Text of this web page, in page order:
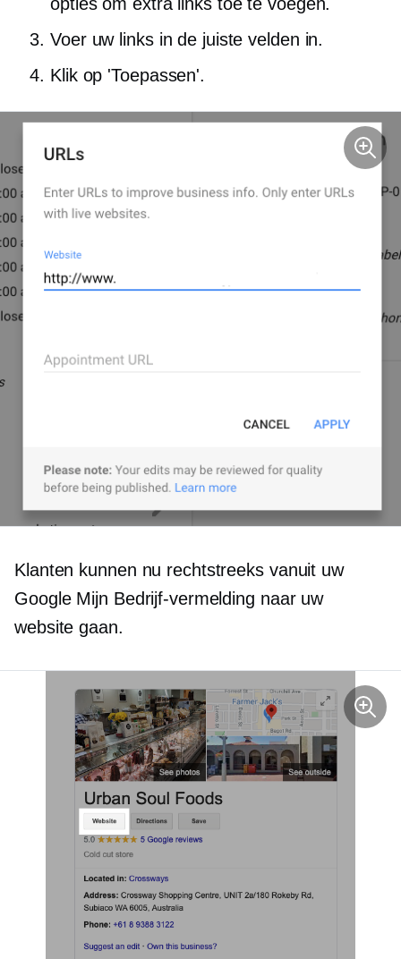
Voer uw links in de juiste velden in.
Klik op 'Toepassen'.
Klanten kunnen nu rechtstreeks vanuit uw
Google Mijn Bedrijf-vermelding naar uw
website gaan.